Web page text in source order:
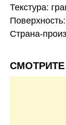
Текстура:
Страна-